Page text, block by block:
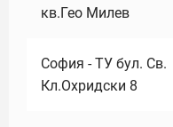
кв.Гео Милев
София - ТУ бул. Св.
Кл.Охридски 8